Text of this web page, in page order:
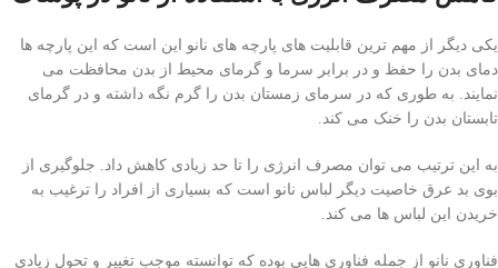
یکی دیگر از مهم ترین قابلیت های پارچه های نانو این است که این پارچه ها
دمای بدن را حفظ و در برابر سرما و گرمای محیط از بدن محافظت می
نمایند. به طوری که در سرمای زمستان بدن را گرم نگه داشته و در گرمای
تابستان بدن را خنک می کند.
به این ترتیب می توان مصرف انرژی را تا حد زیادی کاهش داد. جلوگیری از
بوی بد عرق خاصیت دیگر لباس نانو است که بسیاری از افراد را ترغیب به
خریدن این لباس ها می کند.
فناوری نانو از جمله فناوری هایی بوده که توانسته موجب تغییر و تحول زیادی